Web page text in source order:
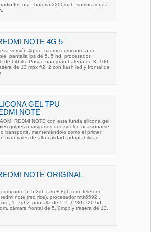
fm, otg , bateria 3200mah. somos tienda
NOTE 4G 5
versión 4g de xiaomi redmi note a un
pantalla ips de 5, 5 hd. procesador
de 64bits. Posee una gran batería de 3. 100
de 13 mpx f/2. 2 con flash led y frontal de
GEL TPU
NOTE
REDMI NOTE con esta funda silicona gel
golpes o rasguños que suelen ocasionarse
transporte, manteniéndolo como el primer
materiales de alta calidad. adaptabilidad
NOTE ORIGINAL
note 5. 5 2gb ram + 8gb rom. teléfono
note (red rice). procesador mtk6592 ,
1. 7ghz. pantalla de 5. 5 1280x720 hd.
cámara frontal de 5. 0mpx y trasera de 13.